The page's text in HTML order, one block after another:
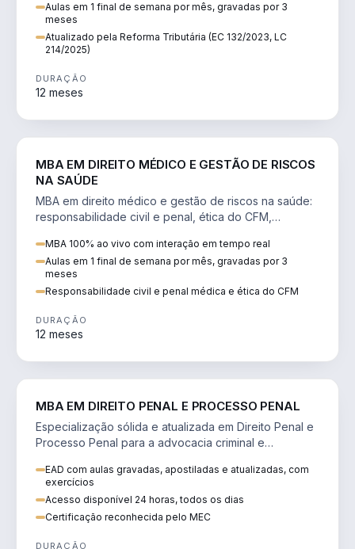
Aulas em 1 final de semana por mês, gravadas por 3
meses
Atualizado pela Reforma Tributária (EC 132/2023, LC
214/2025)
DURAÇÃO
12 meses
MBA EM DIREITO MÉDICO E GESTÃO DE RISCOS
NA SAÚDE
MBA em direito médico e gestão de riscos na saúde:
responsabilidade civil e penal, ética do CFM,
MBA 100% ao vivo com interação em tempo real
Aulas em 1 final de semana por mês, gravadas por 3
meses
Responsabilidade civil e penal médica e ética do CFM
DURAÇÃO
12 meses
MBA EM DIREITO PENAL E PROCESSO PENAL
Especialização sólida e atualizada em Direito Penal e
Processo Penal para a advocacia criminal e
EAD com aulas gravadas, apostiladas e atualizadas, com
exercícios
Acesso disponível 24 horas, todos os dias
Certificação reconhecida pelo MEC
DURAÇÃO